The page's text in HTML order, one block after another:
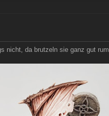
nicht, da brutzeln sie ganz gut rum.